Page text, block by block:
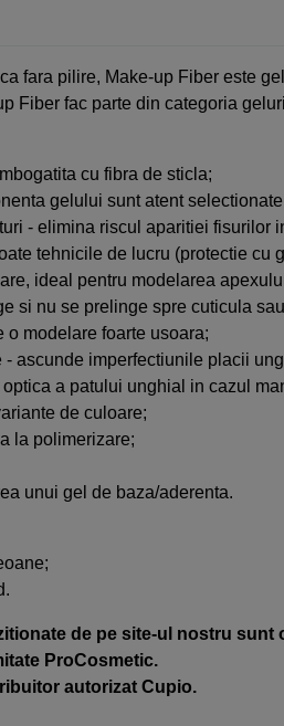
fara pilire, Make-up Fiber este
Fiber fac parte din categoria
cu fibra de sticla;
gelului sunt atent
- elimina riscul aparitiei fisurilor
tehnicile de lucru (protectie
ideal pentru modelarea
si nu se prelinge spre cuticula
o modelare foarte usoara;
- ascunde imperfectiunile placii
a patului unghial in cazul
de culoare;
la polimerizare;
unui gel de baza/aderenta.
de pe site-ul nostru sunt
ProCosmetic.
autorizat Cupio.